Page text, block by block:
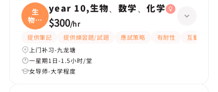
生
物、
数学
year 10,生物、数学、化学
$300/hr
提供筆記 提供練習題/試題 應試策略 有耐性
互動教學
上门补习-九龙塘
一星期1日-1.5小时/堂
女导师-大学程度